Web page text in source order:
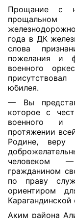
Прощание с
года в ДК
слова
пожелания и
военного
юбилея.
— Вы
которое с
военного и
протяжении
Родине, веру
человеком
гражданином
по праву
ориентиром
Карагандинской
Аким района